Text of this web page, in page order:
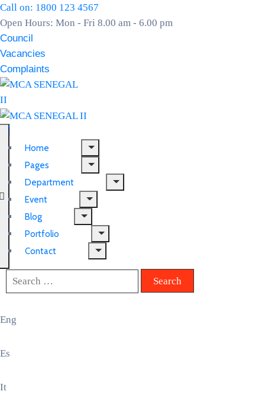
Call on: 1800 123 4567
Open Hours: Mon - Fri 8.00 am - 6.00 pm
Council
Vacancies
Complaints
Home
Pages
Department
Event
Blog
Portfolio
Contact
Eng
Es
It